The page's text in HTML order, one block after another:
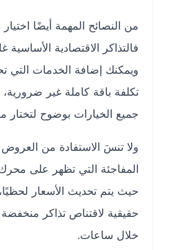
من النصائح المهمة أيضًا اختيار
فالتذاكر الاقتصادية الأساسية غالبًا
ويمكنك إضافة الخدمات التي
تكلفة باقة كاملة غير ضرورية،
جميع الخيارات بوضوح لتختار ما
ولا تنسَ الاستفادة من العروض
المفاجئة التي تظهر على محرك
حيث يتم تحديث الأسعار لحظيًا، ما
حقيقية لاقتناص تذاكر منخفضة
خلال ساعات.